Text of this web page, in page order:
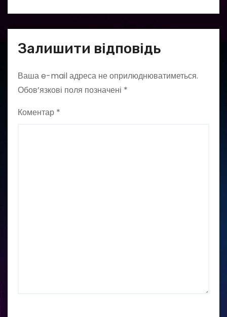
Залишити відповідь
Ваша e-mail адреса не оприлюднюватиметься.
Обов’язкові поля позначені *
Коментар *